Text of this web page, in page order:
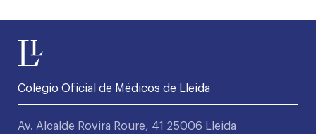
Colegio Oficial de Médicos de Lleida
Av. Alcalde Rovira Roure, 41 25006 Lleida